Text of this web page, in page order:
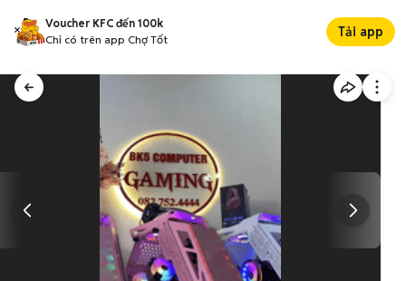
Voucher KFC đến 100k
Chỉ có trên app Chợ Tốt
Tải app